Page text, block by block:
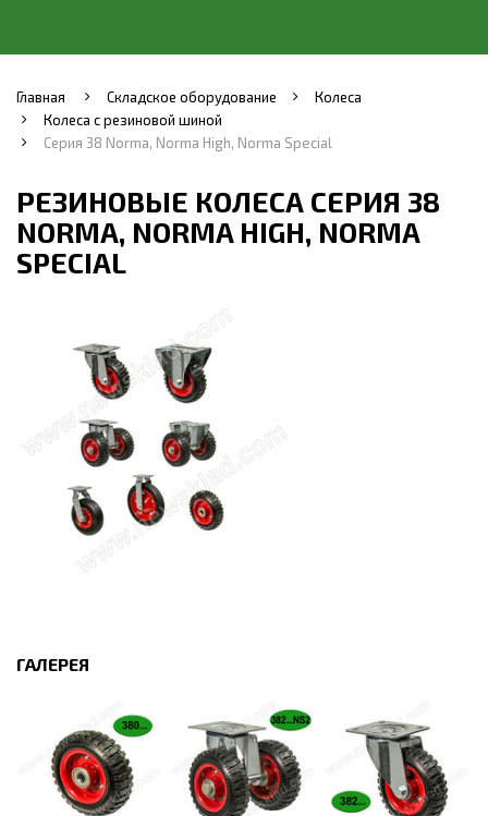
Главная Складское оборудование
Колеса
Колеса с резиновой шиной
Серия 38 Norma, Norma High, Norma Special
РЕЗИНОВЫЕ КОЛЕСА СЕРИЯ 38
NORMA, NORMA HIGH, NORMA
SPECIAL
ГАЛЕРЕЯ